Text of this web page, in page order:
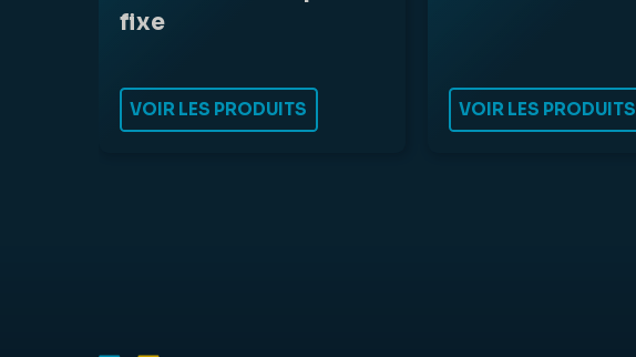
fixe
VOIR LES PRODUITS VOIR LES PRODUITS